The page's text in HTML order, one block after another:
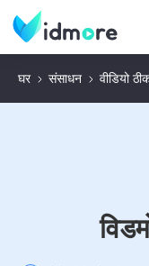
घर संसाधन वीडियो